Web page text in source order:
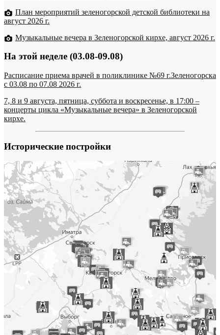
План мероприятий зеленогорской детской библиотеки на
август 2026 г.
Музыкальные вечера в Зеленогорской кирхе, август 2026 г.
На этой неделе (03.08-09.08)
Расписание приема врачей в поликлинике №69 г.Зеленогорска
c 03.08 по 07.08 2026 г.
7, 8 и 9 августа, пятница, суббота и воскресенье, в 17:00 –
концерты цикла «Музыкальные вечера» в Зеленогорской
кирхе.
Исторические постройки